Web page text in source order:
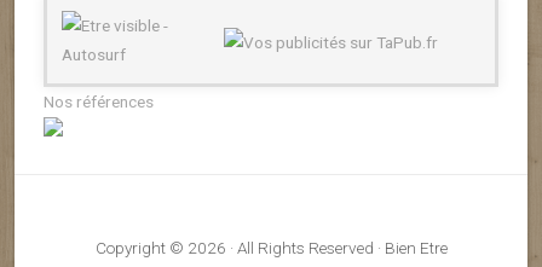
Nos références
Copyright © 2026 · All Rights Reserved · Bien Etre